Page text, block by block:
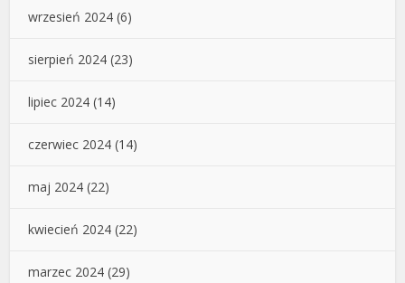
wrzesień 2024 (6)
sierpień 2024 (23)
lipiec 2024 (14)
czerwiec 2024 (14)
maj 2024 (22)
kwiecień 2024 (22)
marzec 2024 (29)